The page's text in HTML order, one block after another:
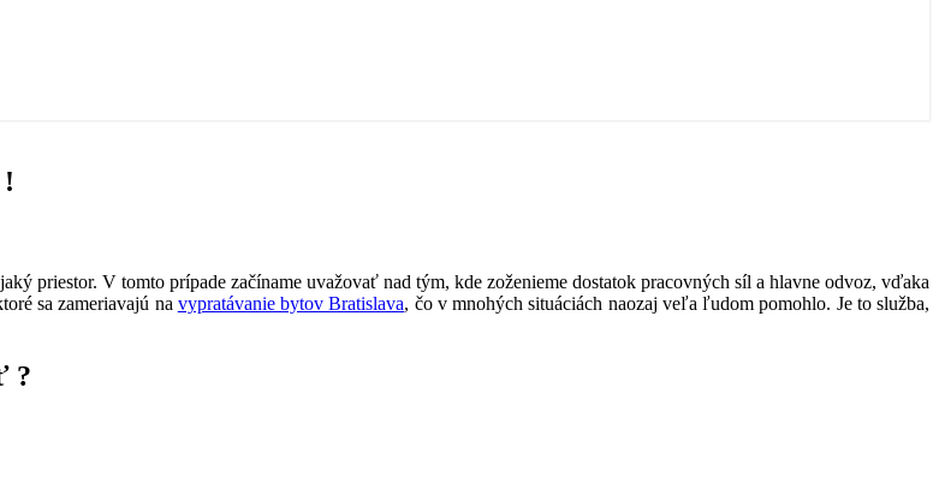
priestor. V tomto prípade začíname uvažovať nad tým, kde zoženieme dostatok pracovných síl a hlavne odvoz, vďaka
sa zameriavajú na vypratávanie bytov Bratislava, čo v mnohých situáciách naozaj veľa ľudom pomohlo. Je to služba,
?